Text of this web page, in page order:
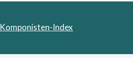
Komponisten-Index